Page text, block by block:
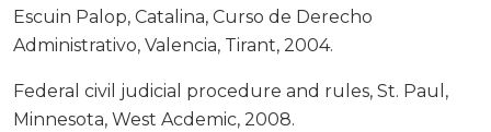
Escuin Palop, Catalina, Curso de Derecho
Administrativo, Valencia, Tirant, 2004.
Federal civil judicial procedure and rules, St. Paul,
Minnesota, West Acdemic, 2008.